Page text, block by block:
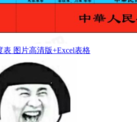
图片高清版+Excel表格